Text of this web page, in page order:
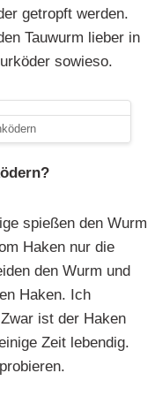
getropft werden.
Tauwurm lieber in
sowieso.
spießen den Wurm
Haken nur die
den Wurm und
Haken. Ich
ist der Haken
Zeit lebendig.